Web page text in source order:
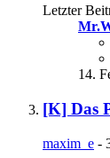
Letzter
14.
[K] Das
maxim_e -